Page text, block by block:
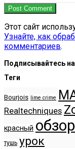
Post Comment
Этот сайт
Узнайте, как
комментариев.
Подписывайтесь
Теги
Bourjois lime crime
Realtechniques
красный обзор
тушь урок